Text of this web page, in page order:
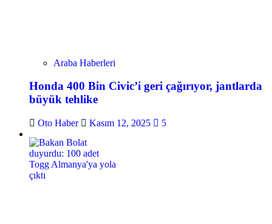
Araba Haberleri
Honda 400 Bin Civic’i geri çağırıyor, jantlarda
büyük tehlike
Oto Haber Kasım 12, 2025 5